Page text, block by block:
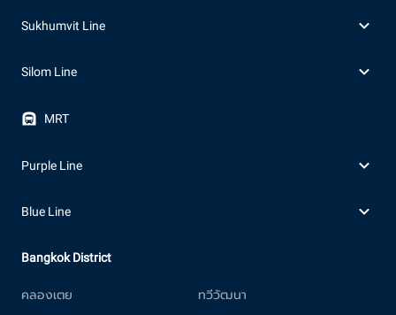
Sukhumvit Line
Silom Line
MRT
Purple Line
Blue Line
Bangkok District
คลองเตย
ทวีวัฒนา